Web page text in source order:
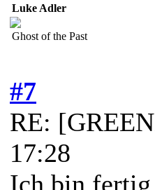
Luke Adler
Ghost of the Past
#7
RE:
17:28
Ich bin